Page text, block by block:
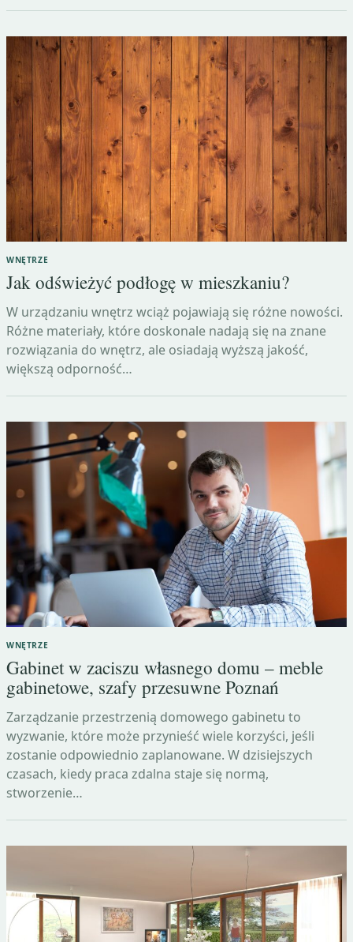
WNĘTRZE
Jak odświeżyć podłogę w mieszkaniu?
W urządzaniu wnętrz wciąż pojawiają się różne nowości.
Różne materiały, które doskonale nadają się na znane
rozwiązania do wnętrz, ale osiadają wyższą jakość,
większą odporność…
WNĘTRZE
Gabinet w zaciszu własnego domu – meble
gabinetowe, szafy przesuwne Poznań
Zarządzanie przestrzenią domowego gabinetu to
wyzwanie, które może przynieść wiele korzyści, jeśli
zostanie odpowiednio zaplanowane. W dzisiejszych
czasach, kiedy praca zdalna staje się normą,
stworzenie…